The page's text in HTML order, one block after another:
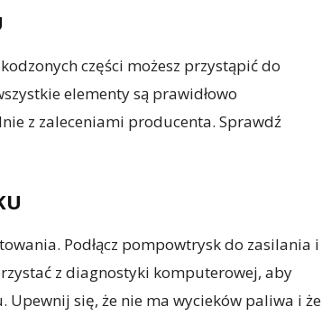
części możesz przystąpić do
elementy są prawidłowo
z zaleceniami producenta. Sprawdź
Podłącz pompowtrysk do zasilania i
z diagnostyki komputerowej, aby
się, że nie ma wycieków paliwa i że